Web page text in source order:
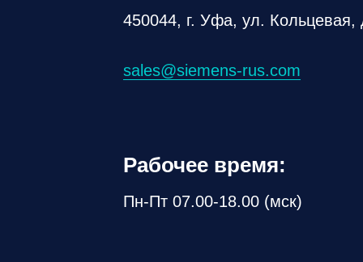
450044, г. Уфа, ул. Кольцевая,
sales@siemens-rus.com
Пн-Пт 07.00-18.00 (мск)
Рабочее время: